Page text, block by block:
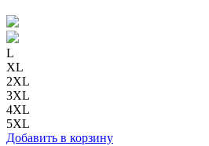
L
XL
2XL
3XL
4XL
5XL
Добавить в корзину